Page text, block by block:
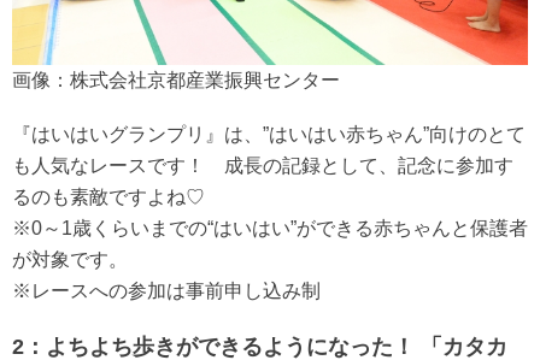
画像：株式会社京都産業振興センター
『はいはいグランプリ』は、”はいはい赤ちゃん”向けのとて
も人気なレースです！ 成長の記録として、記念に参加す
るのも素敵ですよね♡
※0～1歳くらいまでの“はいはい”ができる赤ちゃんと保護者
が対象です。
※レースへの参加は事前申し込み制
2：よちよち歩きができるようになった！ 「カタカ